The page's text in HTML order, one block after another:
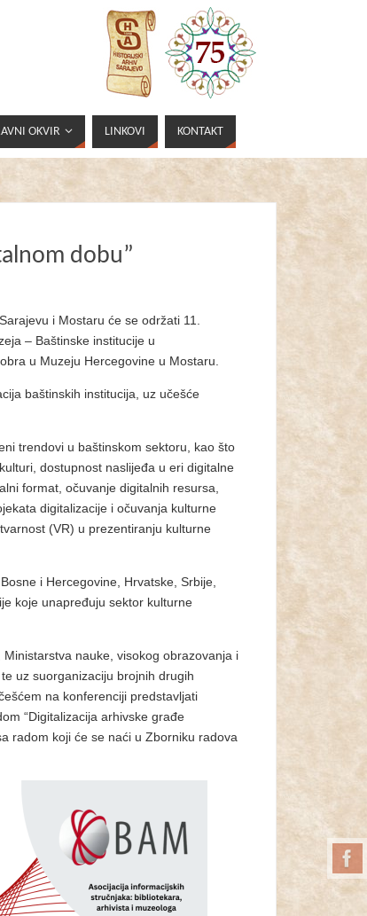
OKVIR LINKOVI KONTAKT
dobu”
i Mostaru će se održati 11.
– Baštinske institucije u
u Muzeju Hercegovine u Mostaru.
baštinskih institucija, uz učešće
trendovi u baštinskom sektoru, kao što
dostupnost naslijeđa u eri digitalne
format, očuvanje digitalnih resursa,
digitalizacije i očuvanja kulturne
(VR) u prezentiranju kulturne
i Hercegovine, Hrvatske, Srbije,
koje unapređuju sektor kulturne
nauke, visokog obrazovanja i
uz suorganizaciju brojnih drugih
na konferenciji predstavljati
“Digitalizacija arhivske građe
radom koji će se naći u Zborniku radova